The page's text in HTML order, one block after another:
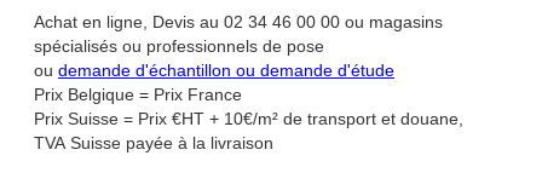
Achat en ligne, Devis au 02 34 46 00 00 ou magasins
spécialisés ou professionnels de pose
ou demande d'échantillon ou demande d'étude
Prix Belgique = Prix France
Prix Suisse = Prix €HT + 10€/m² de transport et douane,
TVA Suisse payée à la livraison